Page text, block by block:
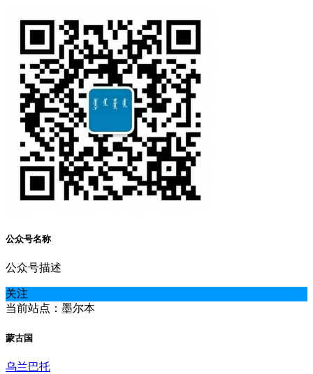
公众号名称
公众号描述
关注
当前站点：墨尔本
蒙古国
乌兰巴托